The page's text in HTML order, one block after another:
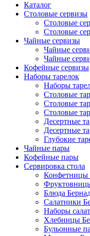
Каталог
Столовые сервизы
Столовые
Столовые
Чайные сервизы
Чайные
Чайные
Кофейные сервизы
Наборы тарелок
Наборы
Столовые
Столовые
Столовые
Десертные
Десертные
Глубокие
Чайные пары
Кофейные пары
Сервировка стола
Конфетницы
Блюда
Салатники
Наборы
Хлебницы
Бульонные